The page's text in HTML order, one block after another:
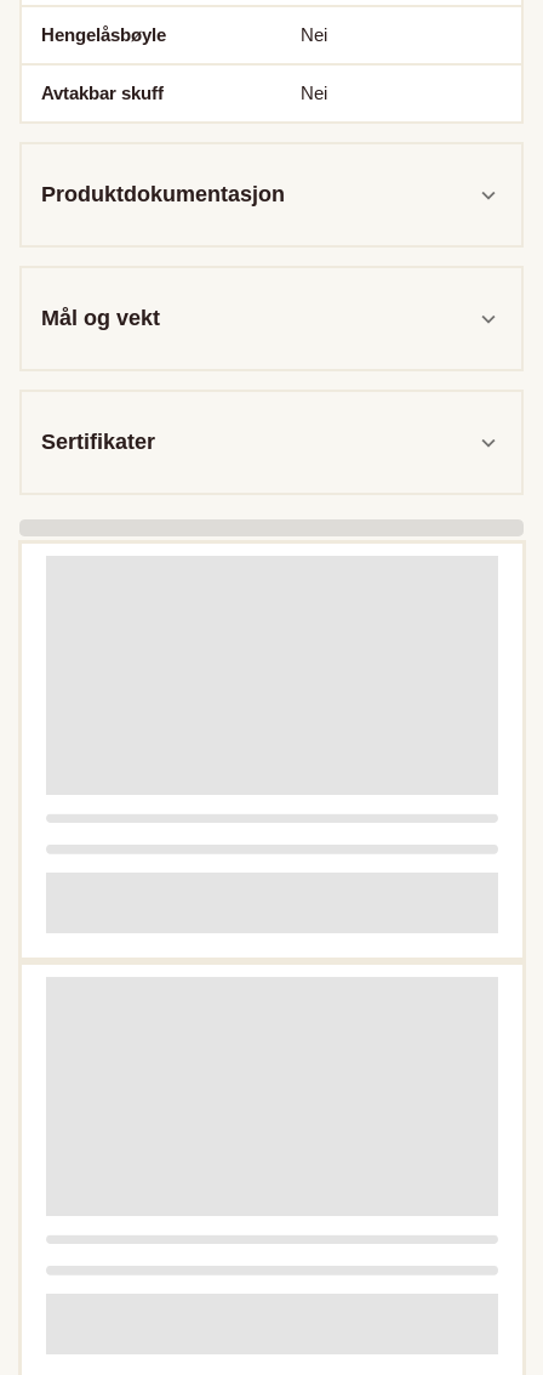
Hengelåsbøyle Nei
Avtakbar skuff Nei
Produktdokumentasjon
Mål og vekt
Sertifikater